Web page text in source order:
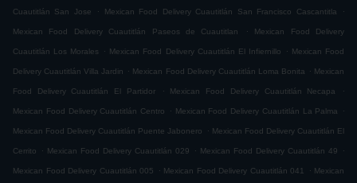
Cuautitlán San Jose . Mexican Food Delivery Cuautitlán San Francisco Cascantitla .
Mexican Food Delivery Cuautitlán Paseos de Cuautitlan . Mexican Food Delivery
Cuautitlán Los Morales . Mexican Food Delivery Cuautitlán El Infiernillo . Mexican Food
Delivery Cuautitlán Villa Jardin . Mexican Food Delivery Cuautitlán Loma Bonita . Mexican
Food Delivery Cuautitlán El Partidor . Mexican Food Delivery Cuautitlán Necapa .
Mexican Food Delivery Cuautitlán Centro . Mexican Food Delivery Cuautitlán La Palma .
Mexican Food Delivery Cuautitlán Puente Jabonero . Mexican Food Delivery Cuautitlán El
Cerrito . Mexican Food Delivery Cuautitlán 029 . Mexican Food Delivery Cuautitlán 49 .
Mexican Food Delivery Cuautitlán 005 . Mexican Food Delivery Cuautitlán 041 . Mexican